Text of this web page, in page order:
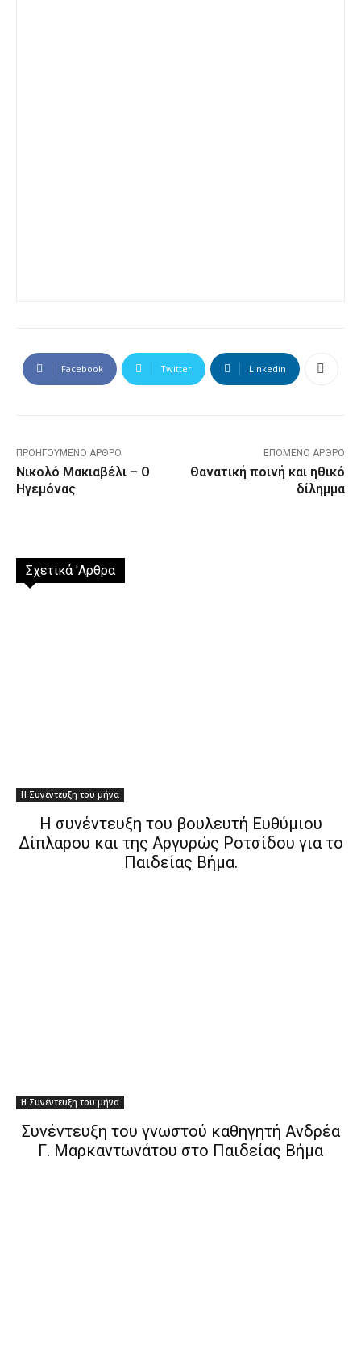
Facebook Twitter Linkedin
ΠΡΟΗΓΟΎΜΕΝΟ ΆΡΘΡΟ
Νικολό Μακιαβέλι – Ο
Ηγεμόνας
ΕΠΌΜΕΝΟ ΆΡΘΡΟ
Θανατική ποινή και ηθικό
δίλημμα
Σχετικά 'Αρθρα
Η Συνέντευξη του μήνα
H συνέντευξη του βουλευτή Ευθύμιου
Δίπλαρου και της Αργυρώς Ροτσίδου για το
Παιδείας Βήμα.
Η Συνέντευξη του μήνα
Συνέντευξη του γνωστού καθηγητή Ανδρέα
Γ. Μαρκαντωνάτου στο Παιδείας Βήμα